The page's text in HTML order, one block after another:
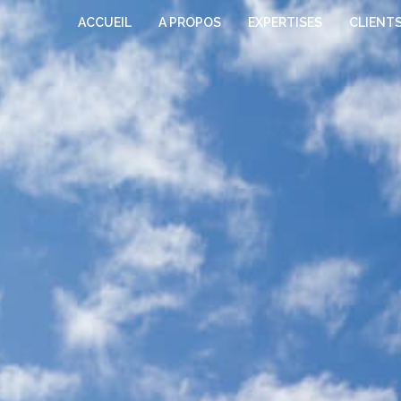
ACCUEIL A PROPOS EXPERTISES